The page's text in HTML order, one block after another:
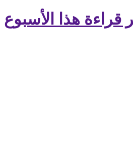
قراءة هذا الأسبوع